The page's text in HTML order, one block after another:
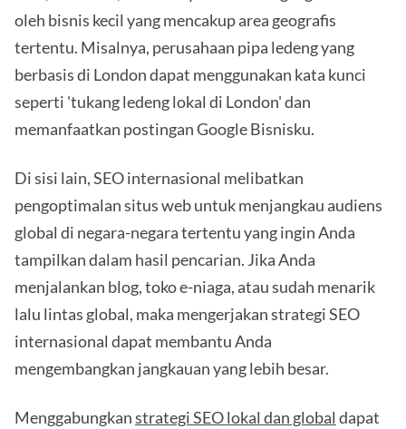
oleh bisnis kecil yang mencakup area geografis
tertentu. Misalnya, perusahaan pipa ledeng yang
berbasis di London dapat menggunakan kata kunci
seperti 'tukang ledeng lokal di London' dan
memanfaatkan postingan Google Bisnisku.
Di sisi lain, SEO internasional melibatkan
pengoptimalan situs web untuk menjangkau audiens
global di negara-negara tertentu yang ingin Anda
tampilkan dalam hasil pencarian. Jika Anda
menjalankan blog, toko e-niaga, atau sudah menarik
lalu lintas global, maka mengerjakan strategi SEO
internasional dapat membantu Anda
mengembangkan jangkauan yang lebih besar.
Menggabungkanstrategi SEO lokal dan global dapat